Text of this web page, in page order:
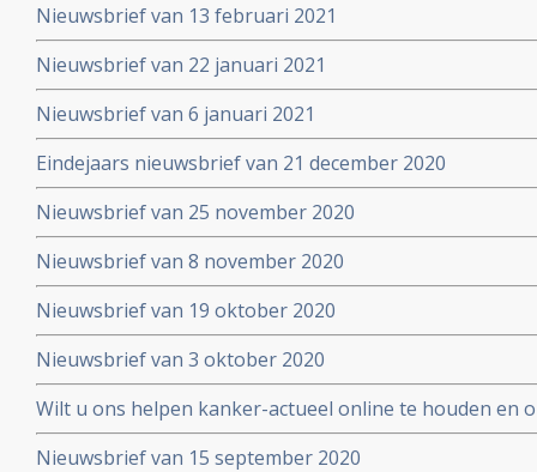
Nieuwsbrief van 13 februari 2021
Nieuwsbrief van 22 januari 2021
Nieuwsbrief van 6 januari 2021
Eindejaars nieuwsbrief van 21 december 2020
Nieuwsbrief van 25 november 2020
Nieuwsbrief van 8 november 2020
Nieuwsbrief van 19 oktober 2020
Nieuwsbrief van 3 oktober 2020
Wilt u ons helpen kanker-actueel online te houden en
extra donatie aub?
Nieuwsbrief van 15 september 2020